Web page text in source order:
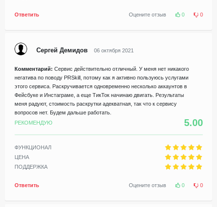
Ответить Оцените отзыв 0 0
Сергей Демидов 06 октября 2021
Комментарий: Сервис действительно отличный. У меня нет никакого
негатива по поводу PRSkill, потому как я активно пользуюсь услугами
этого сервиса. Раскручивается одновременно несколько аккаунтов в
Фейсбуке и Инстаграме, а еще ТикТок начинаю двигать. Результаты
меня радуют, стоимость раскрутки адекватная, так что к сервису
вопросов нет. Будем дальше работать.
РЕКОМЕНДУЮ
5.00
ФУНКЦИОНАЛ
ЦЕНА
ПОДДЕРЖКА
Ответить Оцените отзыв 0 0